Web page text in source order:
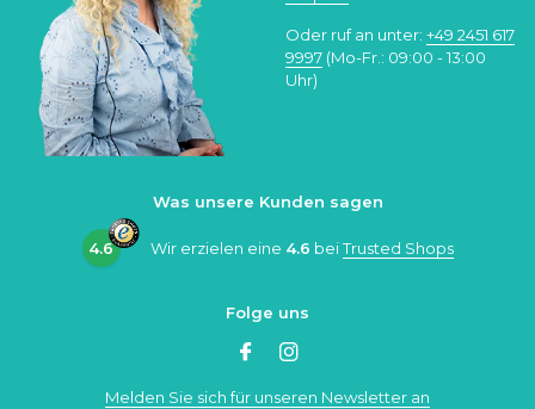
Oder ruf an unter: +49 2451 617
9997 (Mo-Fr.: 09:00 - 13:00
Uhr)
Was unsere Kunden sagen
4.6 Wir erzielen eine 4.6 beiTrusted Shops
Folge uns
Melden Sie sich für unseren Newsletter an